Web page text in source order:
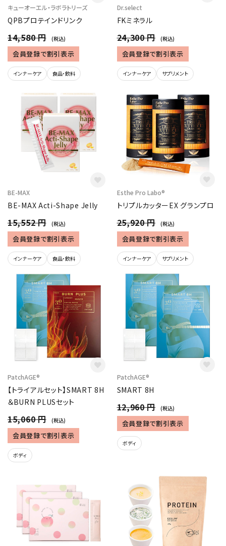
キューオーエル・ラボラトリーズ
QPBプロテインドリンク
14,580 円 (税込)
会員登録で割引表示
インナーケア 食品・飲料
Dr.select
FKミネラル
24,300 円 (税込)
会員登録で割引表示
インナーケア サプリメント
BE-MAX
BE-MAX Acti-Shape Jelly
15,552 円 (税込)
会員登録で割引表示
インナーケア 食品・飲料
Esthe Pro Labo®
トリプルカッターEX グランプロ
25,920 円 (税込)
会員登録で割引表示
インナーケア サプリメント
PatchAGE®︎
【トライアルセット】SMART 8H
＆BURN PLUSセット
15,060 円 (税込)
会員登録で割引表示
ボディ
PatchAGE®︎
SMART 8H
12,960 円 (税込)
会員登録で割引表示
ボディ